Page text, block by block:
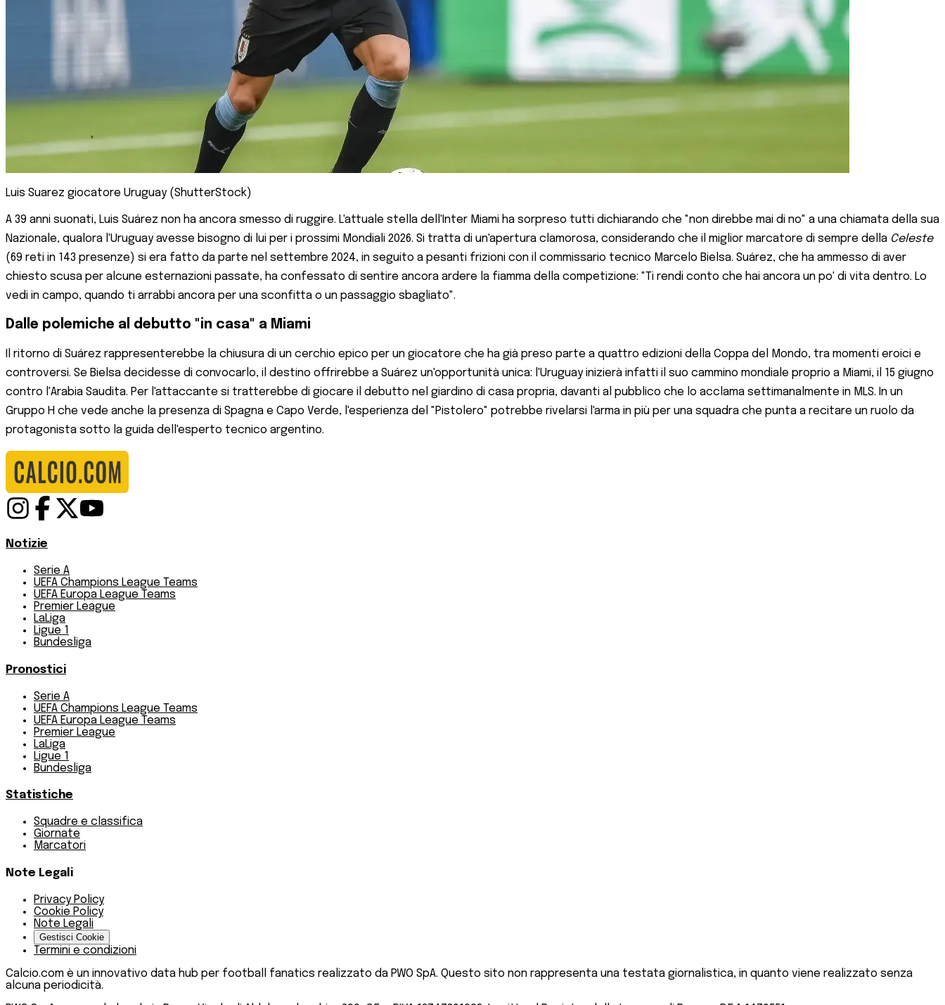
Luis Suarez giocatore Uruguay (ShutterStock)
A 39 anni suonati, Luis Suárez non ha ancora smesso di ruggire. L'attuale stella dell'Inter Miami ha sorpreso tutti dichiarando che "non direbbe mai di no" a una chiamata della sua
Nazionale, qualora l'Uruguay avesse bisogno di lui per i prossimi Mondiali 2026. Si tratta di un'apertura clamorosa, considerando che il miglior marcatore di sempre della Celeste
(69 reti in 143 presenze) si era fatto da parte nel settembre 2024, in seguito a pesanti frizioni con il commissario tecnico Marcelo Bielsa. Suárez, che ha ammesso di aver
chiesto scusa per alcune esternazioni passate, ha confessato di sentire ancora ardere la fiamma della competizione: "Ti rendi conto che hai ancora un po' di vita dentro. Lo
vedi in campo, quando ti arrabbi ancora per una sconfitta o un passaggio sbagliato".
Dalle polemiche al debutto "in casa" a Miami
Il ritorno di Suárez rappresenterebbe la chiusura di un cerchio epico per un giocatore che ha già preso parte a quattro edizioni della Coppa del Mondo, tra momenti eroici e
controversi. Se Bielsa decidesse di convocarlo, il destino offrirebbe a Suárez un'opportunità unica: l'Uruguay inizierà infatti il suo cammino mondiale proprio a Miami, il 15 giugno
contro l'Arabia Saudita. Per l'attaccante si tratterebbe di giocare il debutto nel giardino di casa propria, davanti al pubblico che lo acclama settimanalmente in MLS. In un
Gruppo H che vede anche la presenza di Spagna e Capo Verde, l'esperienza del "Pistolero" potrebbe rivelarsi l'arma in più per una squadra che punta a recitare un ruolo da
protagonista sotto la guida dell'esperto tecnico argentino.
Notizie
Serie A
UEFA Champions League Teams
UEFA Europa League Teams
Premier League
LaLiga
Ligue 1
Bundesliga
Pronostici
Serie A
UEFA Champions League Teams
UEFA Europa League Teams
Premier League
LaLiga
Ligue 1
Bundesliga
Statistiche
Squadre e classifica
Giornate
Marcatori
Note Legali
Privacy Policy
Cookie Policy
Note Legali
Gestisci Cookie
Termini e condizioni
Calcio.com è un innovativo data hub per football fanatics realizzato da PWO SpA. Questo sito non rappresenta una testata giornalistica, in quanto viene realizzato senza
alcuna periodicità.